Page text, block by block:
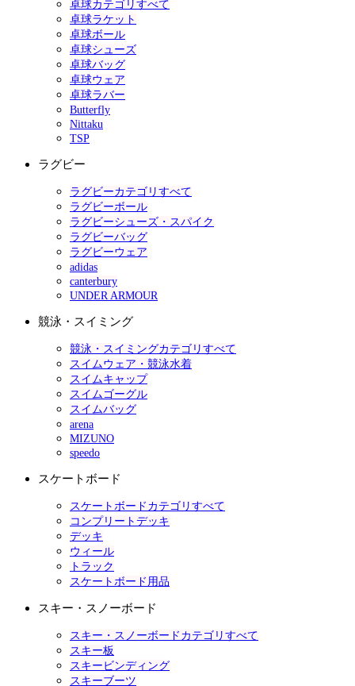
卓球カテゴリすべて
卓球ラケット
卓球ボール
卓球シューズ
卓球バッグ
卓球ウェア
卓球ラバー
Butterfly
Nittaku
TSP
ラグビー
ラグビーカテゴリすべて
ラグビーボール
ラグビーシューズ・スパイク
ラグビーバッグ
ラグビーウェア
adidas
canterbury
UNDER ARMOUR
競泳・スイミング
競泳・スイミングカテゴリすべて
スイムウェア・競泳水着
スイムキャップ
スイムゴーグル
スイムバッグ
arena
MIZUNO
speedo
スケートボード
スケートボードカテゴリすべて
コンプリートデッキ
デッキ
ウィール
トラック
スケートボード用品
スキー・スノーボード
スキー・スノーボードカテゴリすべて
スキー板
スキービンディング
スキーブーツ